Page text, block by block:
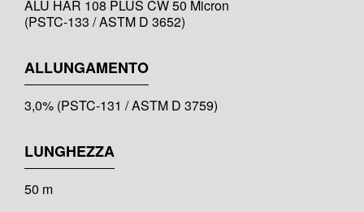
ALU HAR 108 PLUS CW 50 Micron
(PSTC-133 / ASTM D 3652)
ALLUNGAMENTO
3,0% (PSTC-131 / ASTM D 3759)
LUNGHEZZA
50 m